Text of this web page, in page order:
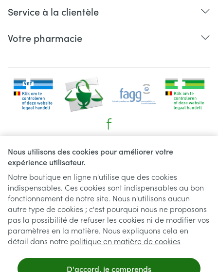
Nous utilisons des cookies pour améliorer votre
expérience utilisateur.
Notre boutique en ligne n'utilise que des cookies
indispensables. Ces cookies sont indispensables au bon
fonctionnement de notre site. Nous n'utilisons aucun
autre type de cookies ; c'est pourquoi nous ne proposons
pas la possibilité de refuser les cookies ni de modifier vos
paramètres en la matière. Nous expliquons cela en
détail dans notre politique en matière de cookies
D'accord, je comprends
Service à la clientèle
Votre pharmacie
Liens légaux